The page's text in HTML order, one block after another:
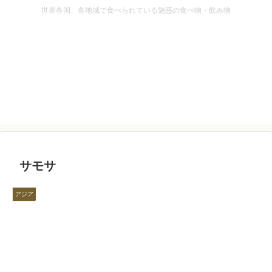
世界各国、各地域で食べられている魅惑の食べ物・飲み物
サモサ
アジア